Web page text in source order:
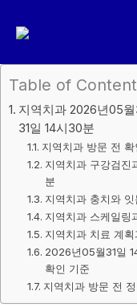
너
Table of
지역치과 2026년05
31일 14시30분
지역치과 방문 전
지역치과 구강검
분
지역치과 충치와
지역치과 스케일
지역치과 치료 계
2026년05월31일
확인 기준
지역치과 방문 전